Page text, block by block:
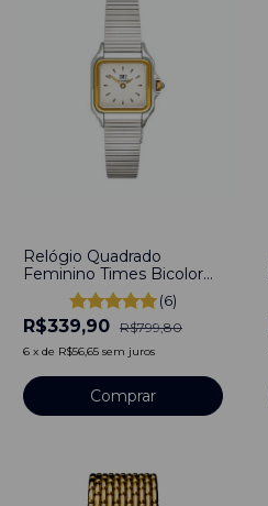
Relógio Quadrado
Feminino Times Bicolor
Line Aço Inoxidável
Banho em Titânio (6)
R$339,90 R$799,80
6 x de R$56,65 sem juros
Comprar